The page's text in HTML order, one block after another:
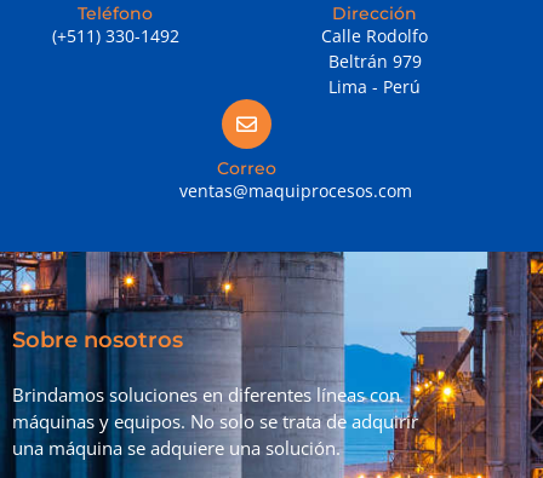
Teléfono
(+511) 330-1492
Dirección
Calle Rodolfo
Beltrán 979
Lima - Perú
Correo
ventas@maquiprocesos.com
Sobre nosotros
Brindamos soluciones en diferentes líneas con
máquinas y equipos. No solo se trata de adquirir
una máquina se adquiere una solución.